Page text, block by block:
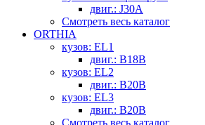
двиг.: J30A
Смотреть весь каталог
ORTHIA
кузов: EL1
двиг.: B18B
кузов: EL2
двиг.: B20B
кузов: EL3
двиг.: B20B
Смотреть весь каталог